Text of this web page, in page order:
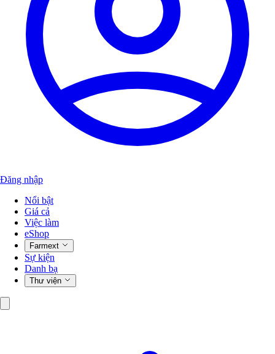
Đăng nhập
Nổi bật
Giá cả
Việc làm
eShop
Farmext
Sự kiện
Danh bạ
Thư viện